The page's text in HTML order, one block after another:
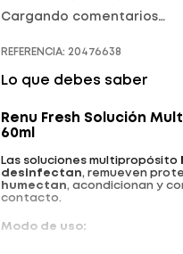
Cargando comentarios…
REFERENCIA: 20476638
Lo que debes saber
Renu Fresh Solución
60ml
Las soluciones multipropósito
desinfectan, remueven
humectan, acondicionan y
contacto.
Modo de uso: